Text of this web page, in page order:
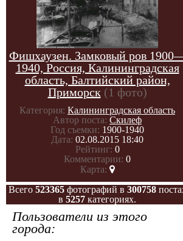
Фишхаузен. Замковый ров
1940, Россия, Калининградская
область, Балтийский район,
Приморск (1 фото)
Категория: Калининградская область
Автор поста: Скилеф
Год съемки: 1900-1940
Дата: 02.08.2015 18:40
Рейтинг: 0
Комментарии: 0
Карта:
Всего 523365фотографий в 300758
в 5257 категориях.
Пользователи из этого
города: